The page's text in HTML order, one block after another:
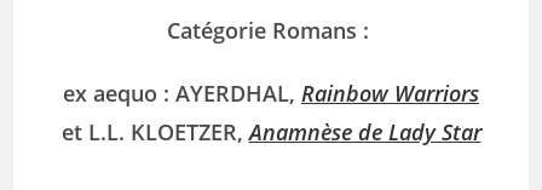
Catégorie Romans :
ex aequo : AYERDHAL, Rainbow Warriors
et L.L. KLOETZER,Anamnèse de Lady Star